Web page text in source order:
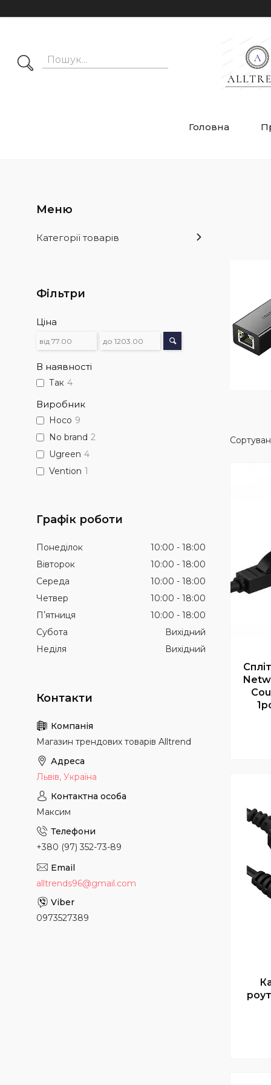
Головна
Категорії товарів
Фільтри
Ціна
В наявності
Так 4
Виробник
Hoco 9
No brand 2
Ugreen 4
Vention 1
Графік роботи
Понеділок 10:00
18:00
Вівторок
10:00
18:00
Середа
10:00
18:00
Четвер
10:00
18:00
Пʼятниця
10:00
18:00
Субота
Вихідний
Неділя
Вихідний
Магазин трендових товарів Alltrend
Львів, Україна
Максим
+380 (97) 352-73-89
alltrends96@gmail.com
0973527389